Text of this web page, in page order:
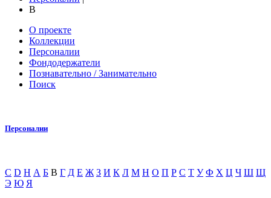
В
О проекте
Коллекции
Персоналии
Фондодержатели
Познавательно / Занимательно
Поиск
Персоналии
C D H А Б В Г Д Е Ж З И К Л М Н О П Р С Т У Ф Х Ц Ч Ш Щ
Э Ю Я